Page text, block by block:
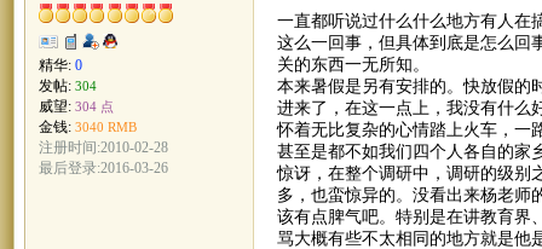
精华: 0
发帖: 304
威望: 304 点
金钱: 3040 RMB
注册时间:2010-02-28
最后登录:2016-03-26
一直都听说过什么什么地方有人在
这么一回事，但具体到底是怎么回
关的东西一无所知。
本来暑假是另有安排的。快放假的
进来了，在这一点上，我没有什么
怀着无比复杂的心情踏上火车，一
甚至是都不如我们四个人各自的家
惊讶，在整个调研中，调研的级别
多，也蛮惊异的。没看出来杨老师
该有点脾气吧。特别是在讲教育界
骂大概有些不太相同的地方就是他